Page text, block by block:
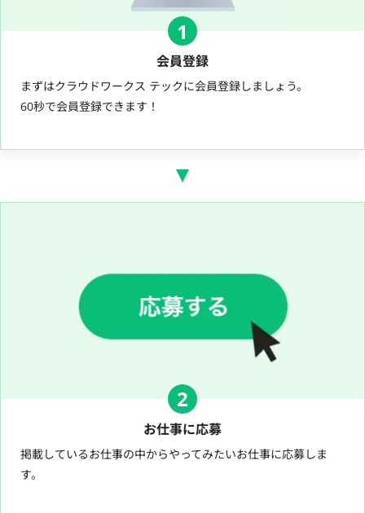
1
会員登録
まずはクラウドワークス テックに会員登録しましょう。
60秒で会員登録できます！
2
お仕事に応募
掲載しているお仕事の中からやってみたいお仕事に応募しま
す。